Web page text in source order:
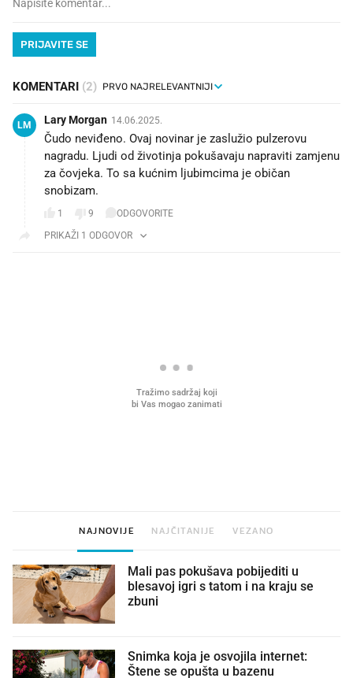
PRIJAVITE SE
KOMENTARI (2)
LM Lary Morgan 14.06.2025.
Čudo neviđeno. Ovaj novinar je zaslužio pulzerovu
nagradu. Ljudi od životinja pokušavaju napraviti zamjenu
za čovjeka. To sa kućnim ljubimcima je običan
snobizam.
1 9
ODGOVORITE
PRIKAŽI 1 ODGOVOR
NAJNOVIJE NAJČITANIJE VEZANO
Mali pas pokušava pobijediti u
blesavoj igri s tatom i na kraju se
zbuni
Snimka koja je osvojila internet:
Štene se opušta u bazenu